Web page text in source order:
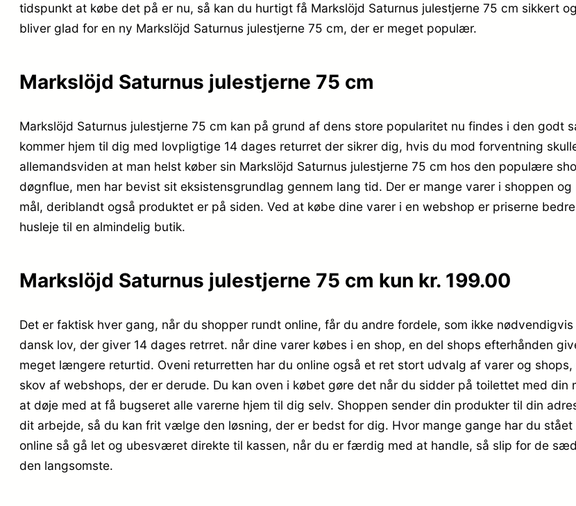
tidspunkt at købe det på er nu, så kan du hurtigt få Markslöjd Saturnus julestjerne 75 cm sikkert
bliver glad for en ny Markslöjd Saturnus julestjerne 75 cm, der er meget populær.
Markslöjd Saturnus julestjerne 75 cm
Markslöjd Saturnus julestjerne 75 cm kan på grund af dens store popularitet nu findes i den godt
kommer hjem til dig med lovpligtige 14 dages returret der sikrer dig, hvis du mod forventning
allemandsviden at man helst køber sin Markslöjd Saturnus julestjerne 75 cm hos den populære
døgnflue, men har bevist sit eksistensgrundlag gennem lang tid. Der er mange varer i shoppen
mål, deriblandt også produktet er på siden. Ved at købe dine varer i en webshop er priserne
husleje til en almindelig butik.
Markslöjd Saturnus julestjerne 75 cm kun kr. 199.00
Det er faktisk hver gang, når du shopper rundt online, får du andre fordele, som ikke
dansk lov, der giver 14 dages retrret. når dine varer købes i en shop, en del shops efterhånden
meget længere returtid. Oveni returretten har du online også et ret stort udvalg af varer og
skov af webshops, der er derude. Du kan oven i købet gøre det når du sidder på toilettet med din
at døje med at få bugseret alle varerne hjem til dig selv. Shoppen sender din produkter til din
dit arbejde, så du kan frit vælge den løsning, der er bedst for dig. Hvor mange gange har du
online så gå let og ubesværet direkte til kassen, når du er færdig med at handle, så slip for de
den langsomste.